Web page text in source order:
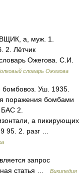
а, муж. 1.
2. Лётчик
Ожегова. С.И.
словарь Ожегова
Уш. 1935.
поражения бомбами
2.
а пикирующих
95. 2. разг …
запрос
статья …
Википедия